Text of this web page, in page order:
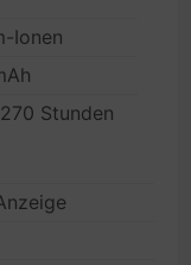
Ionen
Stunden